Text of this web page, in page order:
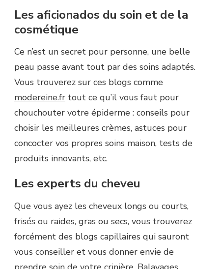
Les aficionados du soin et de la
cosmétique
Ce n’est un secret pour personne, une belle
peau passe avant tout par des soins adaptés.
Vous trouverez sur ces blogs comme
modereine.fr tout ce qu’il vous faut pour
chouchouter votre épiderme : conseils pour
choisir les meilleures crèmes, astuces pour
concocter vos propres soins maison, tests de
produits innovants, etc.
Les experts du cheveu
Que vous ayez les cheveux longs ou courts,
frisés ou raides, gras ou secs, vous trouverez
forcément des blogs capillaires qui sauront
vous conseiller et vous donner envie de